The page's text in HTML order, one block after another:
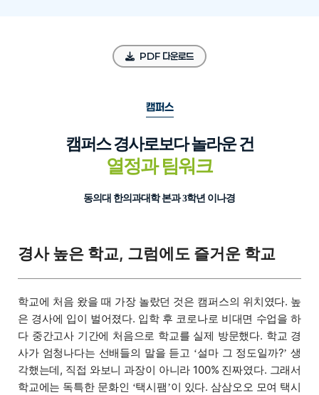
PDF 다운로드
캠퍼스
캠퍼스 경사로보다 놀라운 건
열정과 팀워크
동의대 한의과대학 본과 3학년 이나경
경사 높은 학교, 그럼에도 즐거운 학교
학교에 처음 왔을 때 가장 놀랐던 것은 캠퍼스의 위치였다. 높
은 경사에 입이 벌어졌다. 입학 후 코로나로 비대면 수업을 하
다 중간고사 기간에 처음으로 학교를 실제 방문했다. 학교 경
사가 엄청나다는 선배들의 말을 듣고 ‘설마 그 정도일까?’ 생
각했는데, 직접 와보니 과장이 아니라 100% 진짜였다. 그래서
학교에는 독특한 문화인 ‘택시팸’이 있다. 삼삼오오 모여 택시